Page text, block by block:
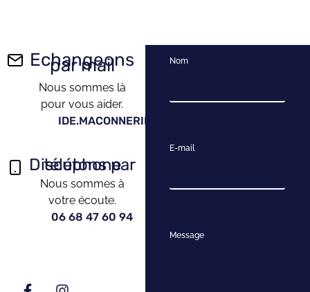
Echangeons
par mail
Nous sommes là
pour vous aider.
IDE.MACONNERIE@GMAIL.COM
Discutons par téléphone
Nous sommes à
votre écoute.
06 68 47 60 94
Nom
E-mail
Message